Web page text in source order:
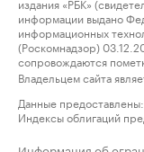
информации выдано
информационных
(Роскомнадзор)
сопровождаются
Владельцем сайта
Данные предоставлены:
Индексы облигаций